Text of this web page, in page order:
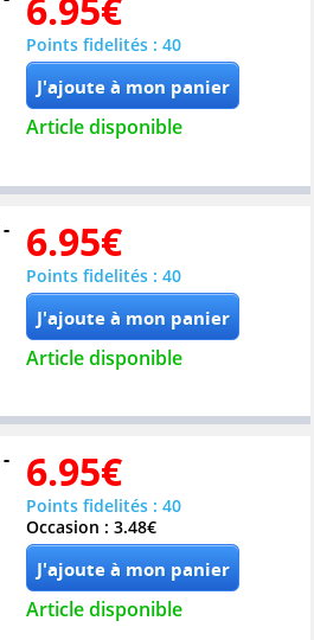
6.95€
Points fidelités : 40
Article disponible
6.95€
Points fidelités : 40
Article disponible
6.95€
Points fidelités : 40
Occasion : 3.48€
Article disponible